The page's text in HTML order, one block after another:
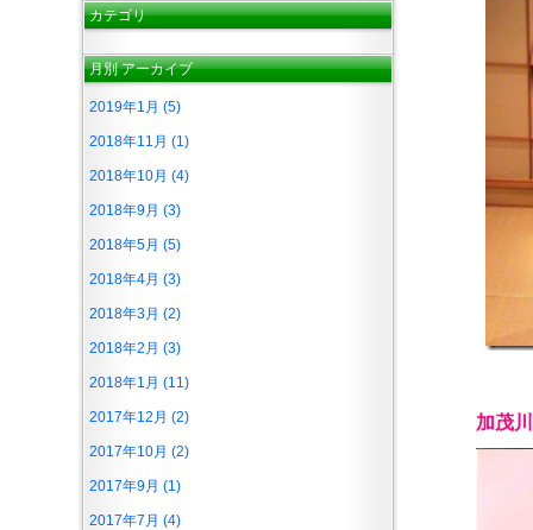
加茂
カテゴリ
月別アーカイブ
2019年1月 (5)
2018年11月 (1)
2018年10月 (4)
2018年9月 (3)
2018年5月 (5)
2018年4月 (3)
2018年3月 (2)
2018年2月 (3)
2018年1月 (11)
2017年12月 (2)
2017年10月 (2)
2017年9月 (1)
2017年7月 (4)